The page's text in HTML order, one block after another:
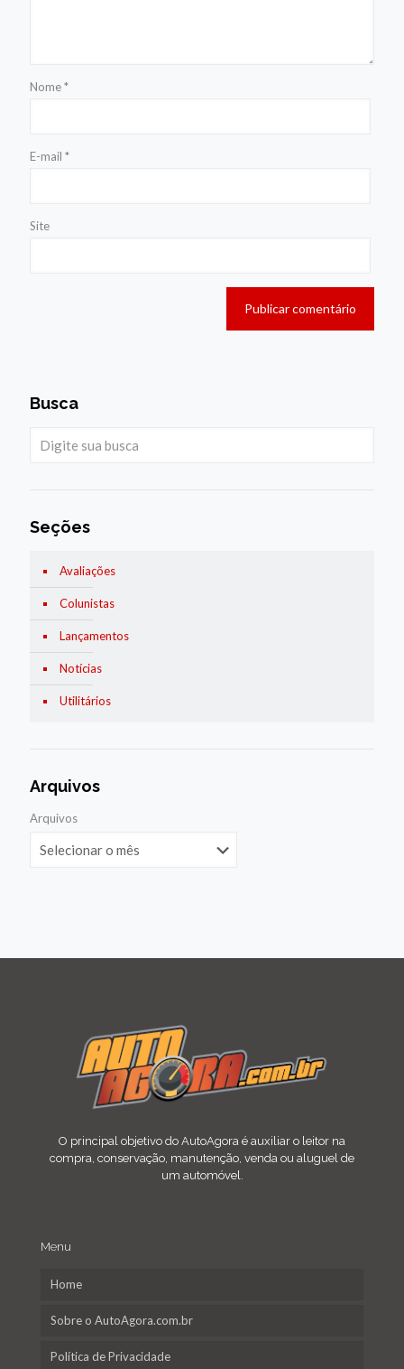
Nome*
E-mail *
Site
Busca
Seções
Avaliações
Colunistas
Lançamentos
Notícias
Utilitários
Arquivos
Arquivos
O principal objetivo do AutoAgora é auxiliar o leitor na
compra, conservação, manutenção, venda ou aluguel de
um automóvel.
Menu
Home
Sobre o AutoAgora.com.br
Política de Privacidade